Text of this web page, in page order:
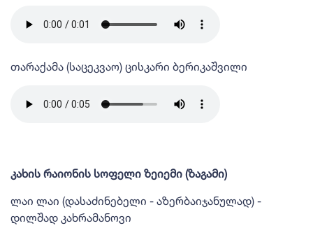
თარაქამა (საცეკვაო) ცისკარი ბერიკაშვილი
კახის რაიონის სოფელი ზეიემი (ზაგამი)
ლაი ლაი (დასაძინებელი - აზერბაიჯანულად) -
დილშად კახრამანოვი